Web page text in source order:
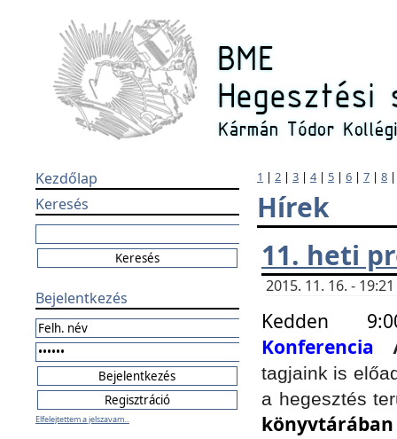
Kezdőlap
Keresés
Bejelentkezés
Elfelejtettem a jelszavam...
1 | 2 | 3 | 4| 5 | 6 | 7 | 8
Hírek
11. heti
2015. 11. 16. -
Kedden
Konferencia
tagjaink is
a hegesztés
könyvtárában